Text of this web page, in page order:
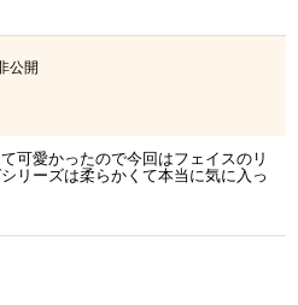
公開
可愛かったので今回はフェイスのリ
リーズは柔らかくて本当に気に入っ